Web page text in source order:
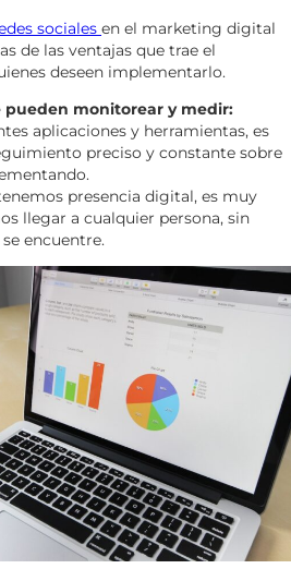
sociales en el marketing digital
de las ventajas que trae el
deseen implementarlo.
pueden monitorear y medir:
aplicaciones y herramientas, es
preciso y constante sobre
presencia digital, es muy
llegar a cualquier persona, sin
encuentre.